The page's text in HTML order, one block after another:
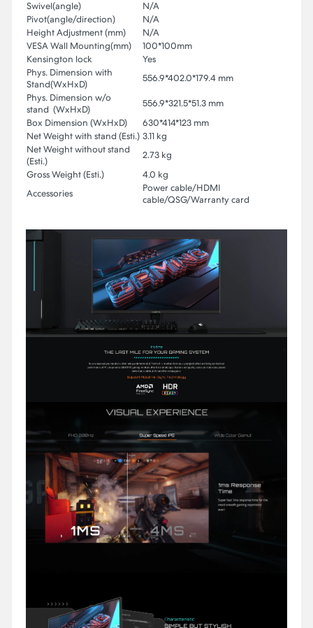
Swivel(angle)
N/A
Pivot(angle/direction)
N/A
Height Adjustment (mm)
N/A
VESA Wall Mounting(mm)
100*100mm
Kensington lock
Yes
Phys. Dimension with
Stand(WxHxD)
556.9*402.0*179.4 mm
Phys. Dimension w/o
stand (WxHxD)
556.9*321.5*51.3 mm
Box Dimension (WxHxD)
630*414*123 mm
Net Weight with stand (Esti.) 3.11 kg
Net Weight without stand
(Esti.)
2.73 kg
Gross Weight (Esti.)
4.0 kg
Accessories
Power cable/HDMI
cable/QSG/Warranty card